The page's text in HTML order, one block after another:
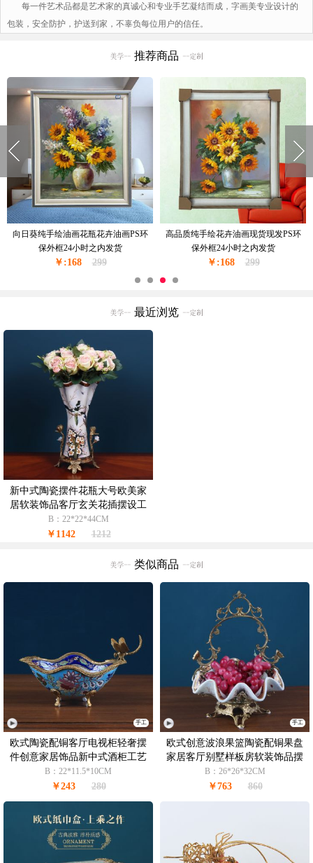
每一件艺术品都是艺术家的真诚心和专业手艺凝结而成，字画美专业设计的
包装，安全防护，护送到家，不辜负每位用户的信任。
推荐商品
窗台边上的花瓶花卉油画纯手绘油画
现货现发金色实木外框24小时之内发
货
￥:228 350
现货现发纯手绘花绘油画卧室挂画厚
油厚肌理油画实木外框24小时之内发
货
￥:228 350
最近浏览
新中式陶瓷摆件花瓶大号欧美家
居软装饰品客厅玄关花插摆设工
艺品
B：22*22*44CM
￥1142 1212
类似商品
手工
欧式陶瓷配铜客厅电视柜轻奢摆
件创意家居饰品新中式酒柜工艺
品
B：22*11.5*10CM
￥243 280
手工
欧式创意波浪果篮陶瓷配铜果盘
家居客厅别墅样板房软装饰品摆
件
B：26*26*32CM
￥763 860